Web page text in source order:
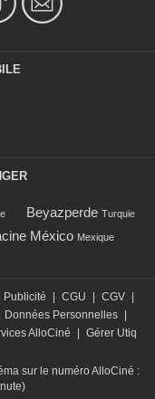
Beyazperde Turquie
México Mexique
Publicité CGU CGV
Données Personnelles
AlloCiné
Gérer Utiq
sur le numéro AlloCiné :